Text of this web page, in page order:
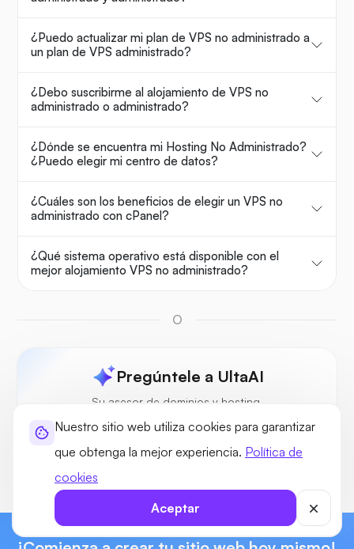
Nuestro sitio web utiliza cookies para garantizar
que obtenga la mejor experiencia. Política de
cookies
Aceptar
¿Puedo actualizar mi plan de VPS no administrado a
un plan de VPS administrado?
¿Debo suscribirme al alojamiento de VPS no
administrado o administrado?
¿Dónde se encuentra mi Hosting No Administrado?
¿Puedo elegir mi centro de datos?
¿Cuáles son los beneficios de elegir un VPS no
administrado con cPanel?
¿Qué sistema operativo está disponible con el
mejor alojamiento VPS no administrado?
O
Pregúntele a UltaAI
Su asesor de dominios y hosting.